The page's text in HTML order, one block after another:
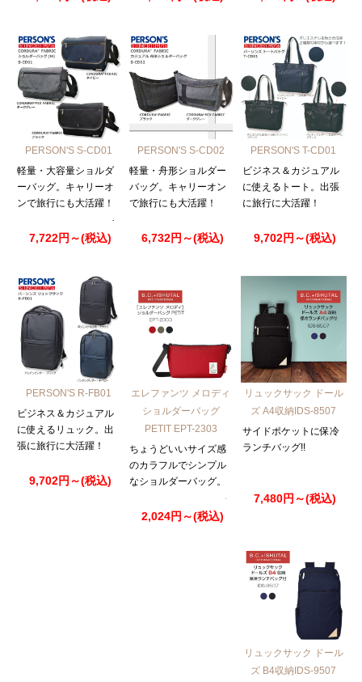
PERSON'S S-CD01
軽量・大容量ショルダ
ーバッグ。キャリーオ
ンで旅行にも大活躍！
7,722円～(税込)
PERSON'S S-CD02
軽量・舟形ショルダー
バッグ。キャリーオン
で旅行にも大活躍！
6,732円～(税込)
PERSON'S T-CD01
ビジネス＆カジュアル
に使えるトート。出張
に旅行に大活躍！
9,702円～(税込)
PERSON'S R-FB01
ビジネス＆カジュアル
に使えるリュック。出
張に旅行に大活躍！
9,702円～(税込)
エレファンツ メロディ
ショルダーバッグ
PETIT EPT-2303
ちょうどいいサイズ感
のカラフルでシンプル
なショルダーバッグ。
2,024円～(税込)
リュックサック ドール
ズ A4収納IDS-8507
サイドポケットに保冷
ランチバッグ!!
7,480円～(税込)
リュックサック ドール
ズ B4収納IDS-9507